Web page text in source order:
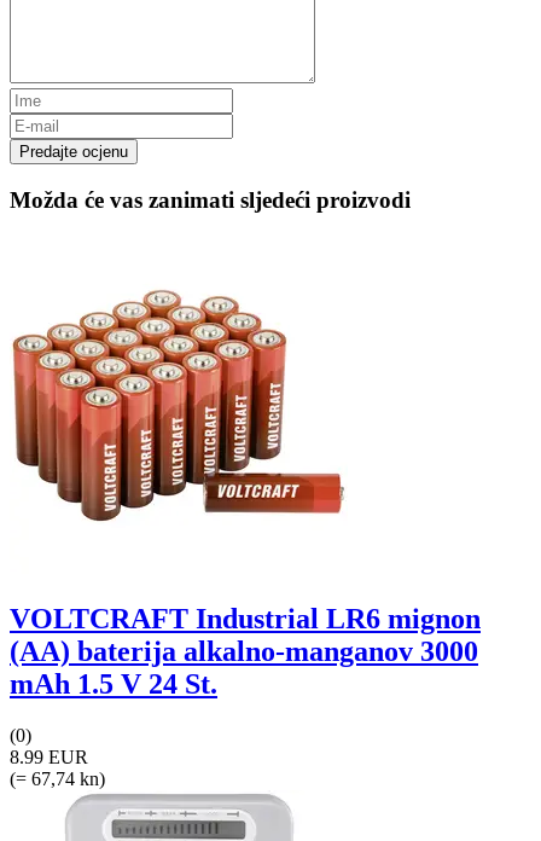
Predajte ocjenu
Možda će vas zanimati sljedeći proizvodi
VOLTCRAFT Industrial LR6 mignon
(AA) baterija alkalno-manganov 3000
mAh 1.5 V 24 St.
(0)
8.99 EUR
(= 67,74 kn)